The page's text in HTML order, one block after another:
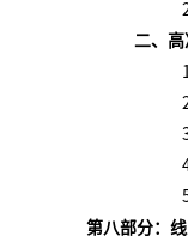
二、 高
第八部分：